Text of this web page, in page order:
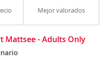
Mejor valorados
Mattsee - Adults Only